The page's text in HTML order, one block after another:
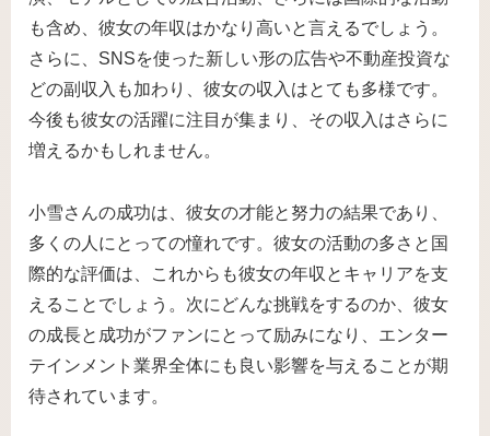
も含め、彼女の年収はかなり高いと言えるでしょう。
さらに、SNSを使った新しい形の広告や不動産投資な
どの副収入も加わり、彼女の収入はとても多様です。
今後も彼女の活躍に注目が集まり、その収入はさらに
増えるかもしれません。
小雪さんの成功は、彼女の才能と努力の結果であり、
多くの人にとっての憧れです。彼女の活動の多さと国
際的な評価は、これからも彼女の年収とキャリアを支
えることでしょう。次にどんな挑戦をするのか、彼女
の成長と成功がファンにとって励みになり、エンター
テインメント業界全体にも良い影響を与えることが期
待されています。